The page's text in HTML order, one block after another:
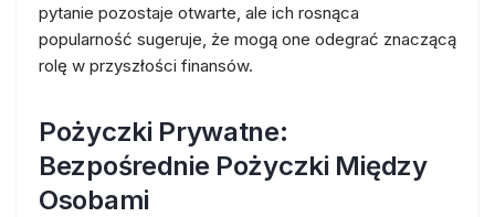
pytanie pozostaje otwarte, ale ich rosnąca
popularność sugeruje, że mogą one odegrać znaczącą
rolę w przyszłości finansów.
Pożyczki Prywatne:
Bezpośrednie Pożyczki Między
Osobami